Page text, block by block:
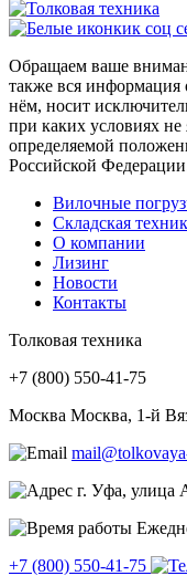
Обращаем ваше
также вся информация
нём, носит
при каких условиях не
определяемой
Российской
Вилочные
Складская
О компании
Лизинг
Новости
Контакты
Толковая техника
+7 (800) 550‑41‑75
Москва Москва, 1-й
г. Уфа, улица
+7 (800) 550‑41‑75